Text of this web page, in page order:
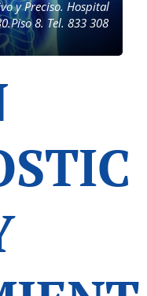
y Preciso. Hospital
8. Tel. 833 308